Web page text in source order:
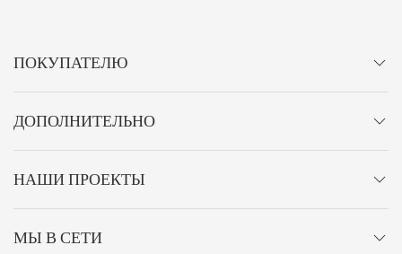
ПОКУПАТЕЛЮ
ДОПОЛНИТЕЛЬНО
НАШИ ПРОЕКТЫ
МЫ В СЕТИ